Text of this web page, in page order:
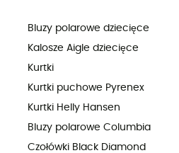
Bluzy polarowe dziecięce
Kalosze Aigle dziecięce
Kurtki
Kurtki puchowe Pyrenex
Kurtki Helly Hansen
Bluzy polarowe Columbia
Czołówki Black Diamond